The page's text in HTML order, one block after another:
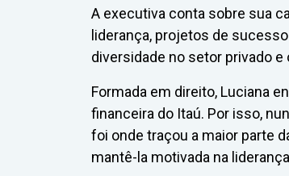
A executiva conta sobre sua
liderança, projetos de
diversidade no setor privado
Formada em direito, Luciana
financeira do Itaú. Por isso,
foi onde traçou a maior parte
mantê-la motivada na